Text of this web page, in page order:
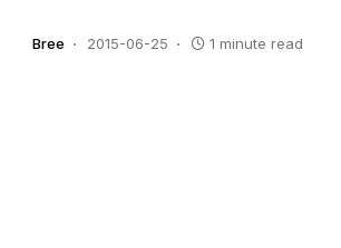
Bree 2015-06-25 1 minute read